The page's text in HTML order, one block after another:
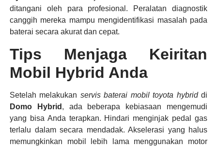
ditangani oleh para profesional. Peralatan diagnostik
canggih mereka mampu mengidentifikasi masalah pada
baterai secara akurat dan cepat.
Tips Menjaga Keiritan
Mobil Hybrid Anda
Setelah melakukan servis baterai mobil toyota hybriddi
Domo Hybrid , ada beberapa kebiasaan mengemudi
yang bisa Anda terapkan. Hindari menginjak pedal gas
terlalu dalam secara mendadak. Akselerasi yang halus
memungkinkan mobil lebih lama menggunakan motor